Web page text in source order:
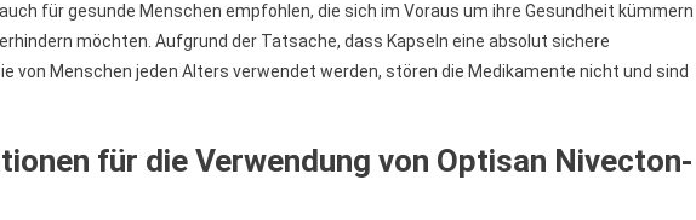
für gesunde Menschen empfohlen, die sich im Voraus um ihre Gesundheit kümmern
möchten. Aufgrund der Tatsache, dass Kapseln eine absolut sichere
von Menschen jeden Alters verwendet werden, stören die Medikamente nicht und sind
für die Verwendung von Optisan Nivecton-